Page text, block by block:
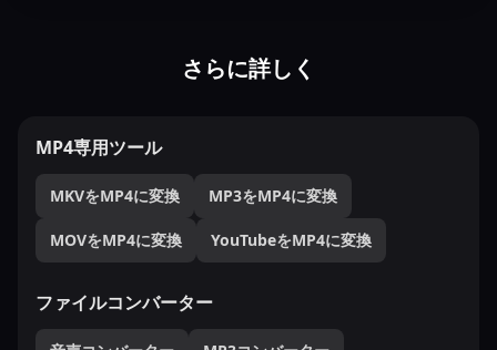
さらに詳しく
MP4専用ツール
MKVをMP4に変換 MP3をMP4に変換
MOVをMP4に変換 YouTubeをMP4に変換
ファイルコンバーター